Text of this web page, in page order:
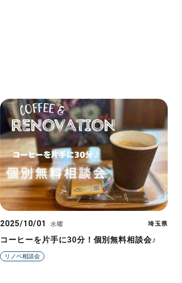
2025/10/01 水曜 埼玉県
コーヒーを片手に30分！個別無料相談会♪
リノベ相談会